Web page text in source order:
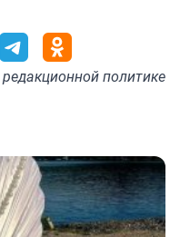
редакционной политике